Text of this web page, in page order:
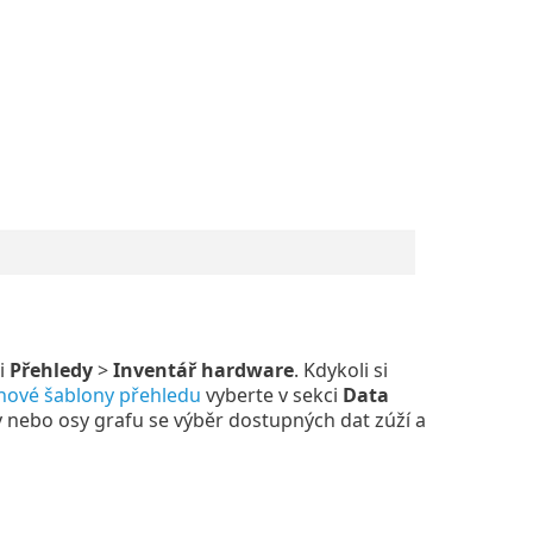
Přehledy>Inventář hardware. Kdykoli si
šablony přehledu vyberte v sekci Data
osy grafu se výběr dostupných dat zúží a